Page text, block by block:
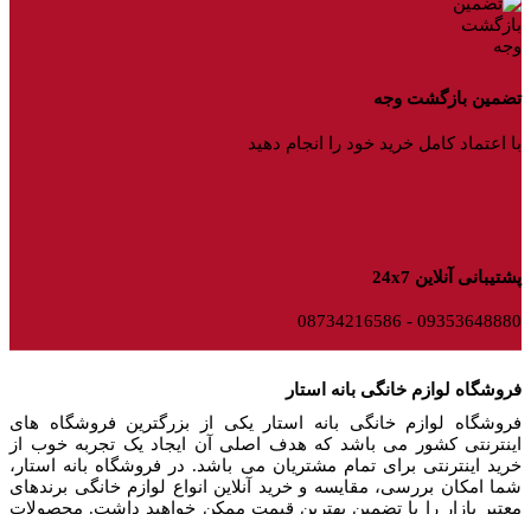
تضمین بازگشت وجه
با اعتماد کامل خرید خود را انجام دهید
پشتیبانی آنلاین 24x7
09353648880 - 08734216586
فروشگاه لوازم خانگی بانه استار
فروشگاه لوازم خانگی بانه استار یکی از بزرگترین فروشگاه های
اینترنتی کشور می باشد که هدف اصلی آن ایجاد یک تجربه خوب از
خرید اینترنتی برای تمام مشتریان می باشد. در فروشگاه بانه استار،
شما امکان بررسی، مقایسه و خرید آنلاین انواع لوازم خانگی برندهای
معتبر بازار را با تضمین بهترین قیمت ممکن خواهید داشت. محصولات